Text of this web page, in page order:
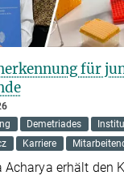
für
Demetriades
Karriere
Acharya erhält den